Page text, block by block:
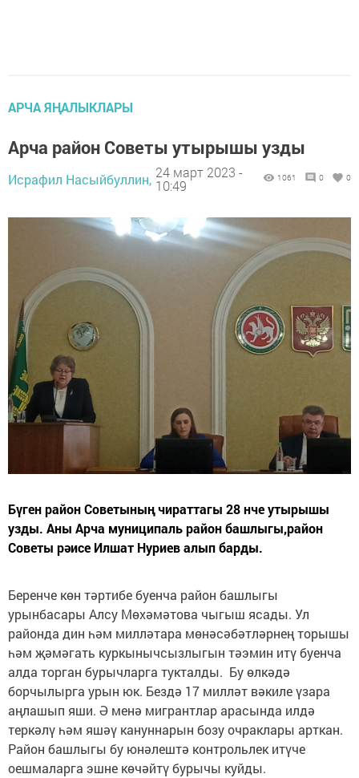
АРЧА ЯҢАЛЫКЛАРЫ
Арча район Советы утырышы узды
Исрафил Насыйбуллин, 24 март 2023 -
10:49
1061 0 0
Бүген район Советының чираттагы 28 нче утырышы
узды. Аны Арча муниципаль район башлыгы,район
Советы рәисе Илшат Нуриев алып барды.
Беренче көн тәртибе буенча район башлыгы
урынбасары Алсу Мөхәмәтова чыгыш ясады. Ул
районда дин һәм милләтара мөнәсәбәтләрнең торышы
һәм җәмәгать куркынычсызлыгын тәэмин итү буенча
алда торган бурычларга тукталды. Бу өлкәдә
борчылырга урын юк. Бездә 17 милләт вәкиле үзара
аңлашып яши. Ә менә мигрантлар арасында илдә
теркәлү һәм яшәү кануннарын бозу очраклары арткан.
Район башлыгы бу юнәлештә контрольлек итүче
оешмаларга эшне көчәйтү бурычы куйды.